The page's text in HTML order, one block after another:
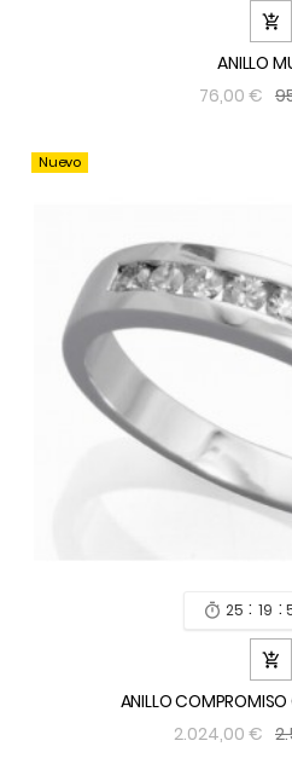

ANILLO
76,00 €
Nuevo
 25 : 19 :

ANILLO
2.024,00 €